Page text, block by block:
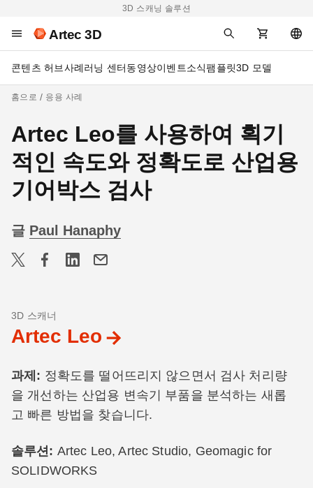
3D 스캐닝 솔루션
Artec 3D
콘텐츠 허브사례러닝 센터동영상이벤트소식팸플릿3D 모델
홈으로 응용 사례
Artec Leo를 사용하여 획기
적인 속도와 정확도로 산업용
기어박스 검사
글 Paul Hanaphy
3D 스캐너
Artec Leo
과제: 정확도를 떨어뜨리지 않으면서 검사 처리량
을 개선하는 산업용 변속기 부품을 분석하는 새롭
고 빠른 방법을 찾습니다.
솔루션: Artec Leo, Artec Studio, Geomagic for
SOLIDWORKS